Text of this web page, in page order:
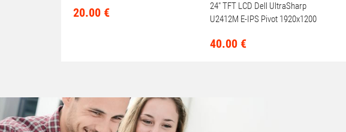
20.00 €
24" TFT LCD Dell UltraSharp
U2412M E-IPS Pivot 1920x1200
40.00 €